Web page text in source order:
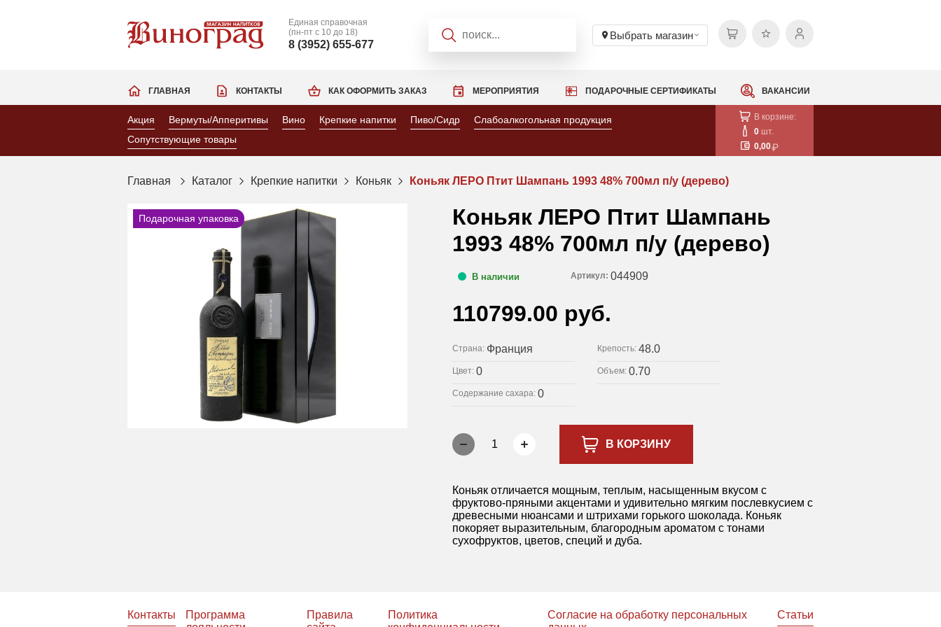
Единая справочная
(пн-пт с 10 до 18)
8 (3952) 655-677
Выбрать магазин
КАК ОФОРМИТЬ ЗАКАЗ МЕРОПРИЯТИЯ ПОДАРОЧНЫЕ СЕРТИФИКАТЫ ВАКАНСИИ
ГЛАВНАЯ КОНТАКТЫ
Акция Вермуты/Апперитивы Вино Крепкие напитки Пиво/Сидр
Слабоалкогольная продукция
Сопутствующие товары
В корзине:
0 шт.
0,00
Главная Каталог Крепкие напитки Коньяк Коньяк ЛЕРО Птит Шампань 1993 48% 700мл п/у (дерево)
Подарочная упаковка
Коньяк ЛЕРО Птит Шампань
1993 48% 700мл п/у (дерево)
В наличии Артикул: 044909
110799.00 руб.
Страна: Франция Крепость: 48.0
Цвет: 0 Объем: 0.70
Содержание сахара: 0
1 В КОРЗИНУ
Коньяк отличается мощным, теплым, насыщенным вкусом с
фруктово-пряными акцентами и удивительно мягким послевкусием с
древесными нюансами и штрихами горького шоколада. Коньяк
покоряет выразительным, благородным ароматом с тонами
сухофруктов, цветов, специй и дуба.
Контакты
Программа
Правила
Политика
Согласие на обработку персональных
Статьи